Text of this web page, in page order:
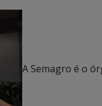
A Semagro é o